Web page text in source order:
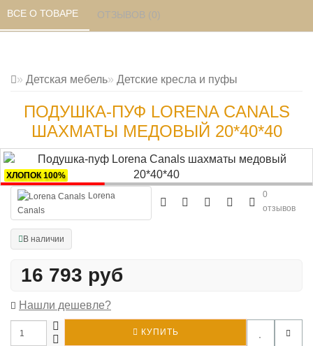
Детская мебель Детские кресла и пуфы
ПОДУШКА-ПУФ LORENA CANALS
ШАХМАТЫ МЕДОВЫЙ 20*40*40
ВСЕ О ТОВАРЕ ОТЗЫВОВ (0)
ХЛОПОК 100%
Lorena
Canals
0
отзывов
В наличии
16 793 руб
Нашли дешевле?
КУПИТЬ